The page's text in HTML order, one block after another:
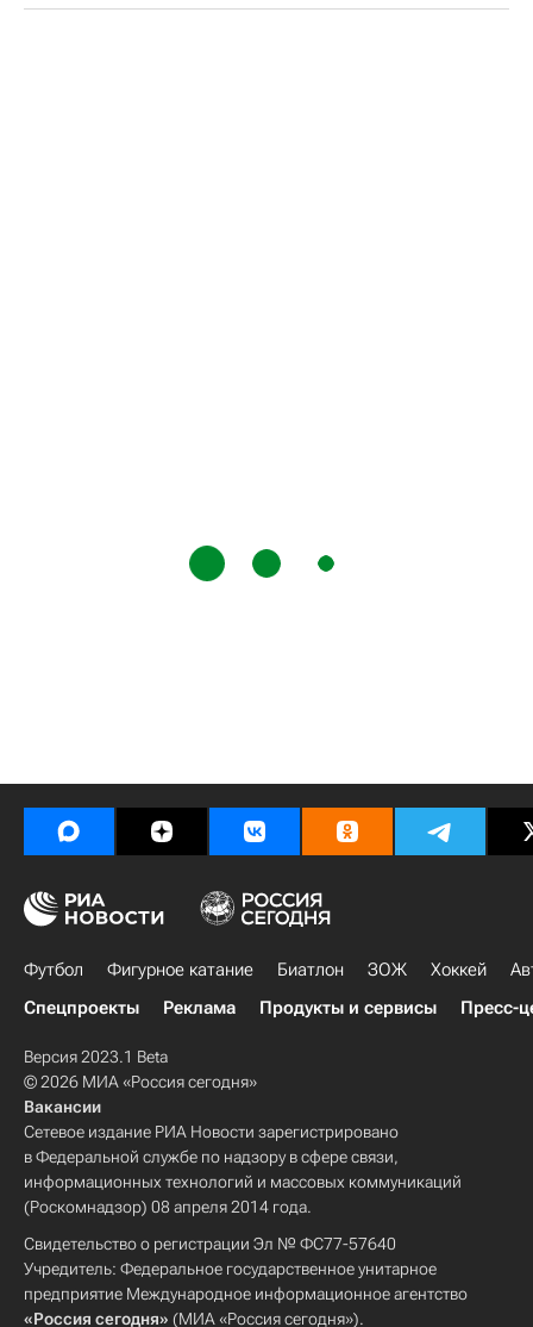
Футбол Фигурное катание Биатлон ЗОЖ Хоккей
Спецпроекты
Реклама Продукты и сервисы Пресс-
Версия 2023.1 Beta
© 2026 МИА «Россия сегодня»
Вакансии
Сетевое издание РИА Новости зарегистрировано
в Федеральной службе по надзору в сфере связи,
информационных технологий и массовых коммуникаций
(Роскомнадзор) 08 апреля 2014 года.
Свидетельство о регистрации Эл № ФС77-57640
Учредитель: Федеральное государственное унитарное
предприятие Международное информационное агентство
«Россия сегодня» (МИА «Россия сегодня»).